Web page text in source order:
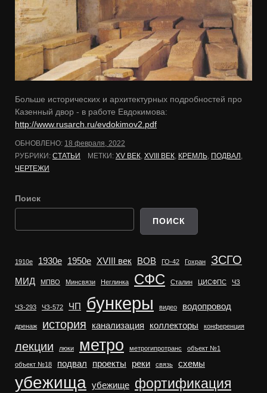
Больше исторических и архитектурных подробностей про
Казенный двор - в работе Евдокимова:
http://www.rusarch.ru/evdokimov2.pdf
ОБНОВЛЕНО: 18 февраля, 2022
РУБРИКИ: СТАТЬИ МЕТКИ: XV ВЕК, XVIII ВЕК, КРЕМЛЬ, ПОДВАЛ ,
ЧЕРТЕЖИ
Поиск
ПОИСК
1910е 1930е 1950е XVIII век ВОВ ГО-42 Гохран ЗСГО
МИД МПВО Минсвязи Неглинка СФС Сталин ЦИСФПС ЧЗ
ЧЗ-293 ЧЗ-572 ЧП бункеры видео водопровод
дренаж история канализация коллекторы конференция
лекции люки метро метрогипротранс объект №1
объект №18 подвал проекты реки связь схемы
убежища убежище фортификация